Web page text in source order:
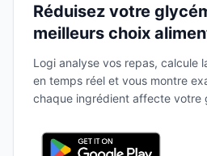
Réduisez votre
meilleurs choix
Logi analyse vos repas, calcule
en temps réel et vous montre
chaque ingrédient affecte votre